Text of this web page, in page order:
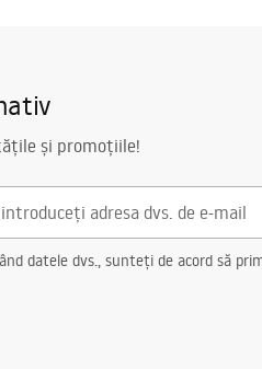
și promoțiile!
datele dvs., sunteți de acord să